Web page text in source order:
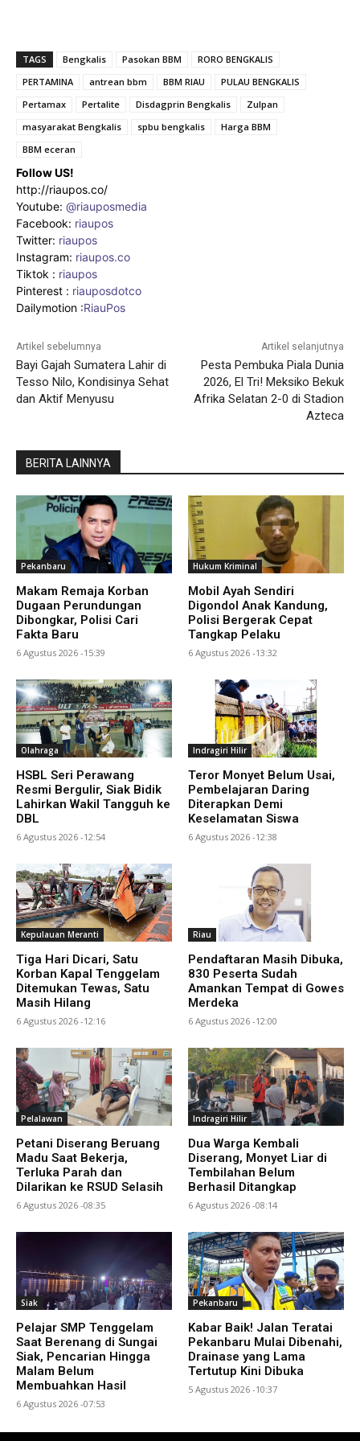
TAGS Bengkalis Pasokan BBM
RORO BENGKALIS
PERTAMINA
antrean bbm BBM RIAU
PULAU BENGKALIS
Pertamax
Pertalite Disdagprin Bengkalis
Zulpan
masyarakat Bengkalis
spbu bengkalis
Harga BBM
BBM eceran
Follow US!
http://riaupos.co/
Youtube: @riauposmedia
Facebook: riaupos
Twitter: riaupos
Instagram: riaupos.co
Tiktok : riaupos
Pinterest : riauposdotco
Dailymotion :RiauPos
Artikel sebelumnya
Bayi Gajah Sumatera Lahir di
Tesso Nilo, Kondisinya Sehat
dan Aktif Menyusu
Artikel selanjutnya
Pesta Pembuka Piala Dunia
2026, El Tri! Meksiko Bekuk
Afrika Selatan 2-0 di Stadion
Azteca
BERITA LAINNYA
Pekanbaru
Makam Remaja Korban
Dugaan Perundungan
Dibongkar, Polisi Cari
Fakta Baru
6 Agustus 2026 -15:39
Hukum Kriminal
Mobil Ayah Sendiri
Digondol Anak Kandung,
Polisi Bergerak Cepat
Tangkap Pelaku
6 Agustus 2026 -13:32
Olahraga
HSBL Seri Perawang
Resmi Bergulir, Siak Bidik
Lahirkan Wakil Tangguh ke
DBL
6 Agustus 2026 -12:54
Indragiri Hilir
Teror Monyet Belum Usai,
Pembelajaran Daring
Diterapkan Demi
Keselamatan Siswa
6 Agustus 2026 -12:38
Kepulauan Meranti
Tiga Hari Dicari, Satu
Korban Kapal Tenggelam
Ditemukan Tewas, Satu
Masih Hilang
6 Agustus 2026 -12:16
Riau
Pendaftaran Masih Dibuka,
830 Peserta Sudah
Amankan Tempat di Gowes
Merdeka
6 Agustus 2026 -12:00
Pelalawan
Petani Diserang Beruang
Madu Saat Bekerja,
Terluka Parah dan
Dilarikan ke RSUD Selasih
6 Agustus 2026 -08:35
Indragiri Hilir
Dua Warga Kembali
Diserang, Monyet Liar di
Tembilahan Belum
Berhasil Ditangkap
6 Agustus 2026 -08:14
Siak
Pelajar SMP Tenggelam
Saat Berenang di Sungai
Siak, Pencarian Hingga
Malam Belum
Membuahkan Hasil
6 Agustus 2026 -07:53
Pekanbaru
Kabar Baik! Jalan Teratai
Pekanbaru Mulai Dibenahi,
Drainase yang Lama
Tertutup Kini Dibuka
5 Agustus 2026 -10:37